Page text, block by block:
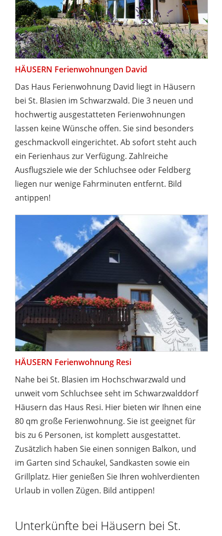
HÄUSERN Ferienwohnungen David
Das Haus Ferienwohnung David liegt in Häusern
bei St. Blasien im Schwarzwald. Die 3 neuen und
hochwertig ausgestatteten Ferienwohnungen
lassen keine Wünsche offen. Sie sind besonders
geschmackvoll eingerichtet. Ab sofort steht auch
ein Ferienhaus zur Verfügung. Zahlreiche
Ausflugsziele wie der Schluchsee oder Feldberg
liegen nur wenige Fahrminuten entfernt. Bild
antippen!
HÄUSERN Ferienwohnung Resi
Nahe bei St. Blasien im Hochschwarzwald und
unweit vom Schluchsee seht im Schwarzwalddorf
Häusern das Haus Resi. Hier bieten wir Ihnen eine
80 qm große Ferienwohnung. Sie ist geeignet für
bis zu 6 Personen, ist komplett ausgestattet.
Zusätzlich haben Sie einen sonnigen Balkon, und
im Garten sind Schaukel, Sandkasten sowie ein
Grillplatz. Hier genießen Sie Ihren wohlverdienten
Urlaub in vollen Zügen. Bild antippen!
Unterkünfte bei Häusern bei St.